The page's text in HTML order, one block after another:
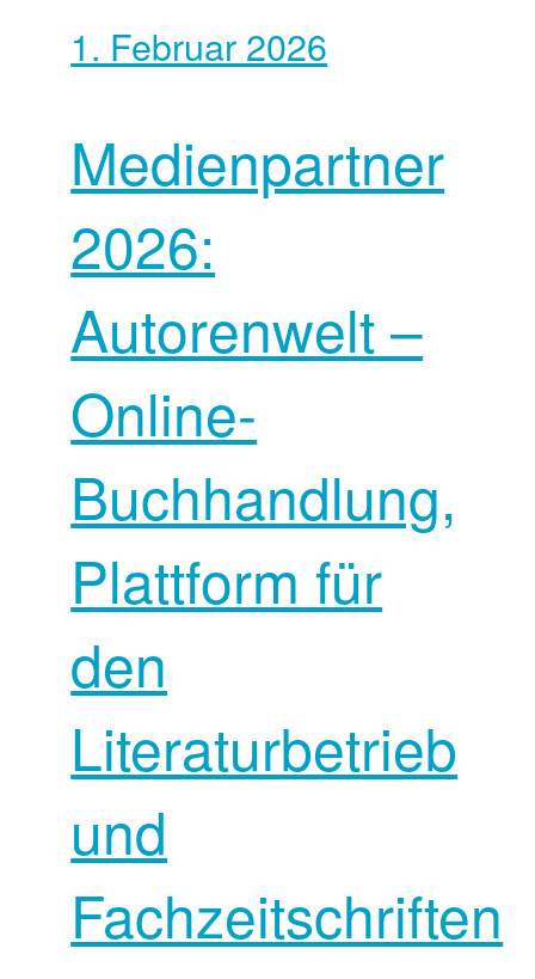
1. Februar 2026
Medienpartner
2026:
Autorenwelt –
Online-
Buchhandlung,
Plattform für
den
Literaturbetrieb
und
Fachzeitschriften